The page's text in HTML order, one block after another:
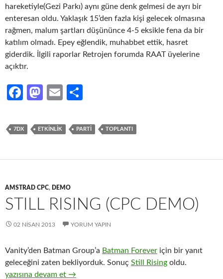
hareketiyle(Gezi Parkı) aynı güne denk gelmesi de ayrı bir
enteresan oldu. Yaklaşık 15’den fazla kişi gelecek olmasına
rağmen, malum şartları düşününce 4-5 eksikle fena da bir
katılım olmadı. Epey eğlendik, muhabbet ettik, hasret
giderdik. İlgili raporlar Retrojen forumda RAAT üyelerine
açıktır.
Fa
b
o
M
to
o
E
ail ar
7DX ETKINLIK PARTI TOPLANTI
AMSTRAD CPC, DEMO
STILL RISING (CPC DEMO)
02 NISAN 2013 YORUM YAPIN
Vanity’den Batman Group’a Batman Forever için bir yanıt
geleceğini zaten bekliyorduk. Sonuç Still Rising oldu.
STILL RISING (CPC demo)
yazısına devam et →